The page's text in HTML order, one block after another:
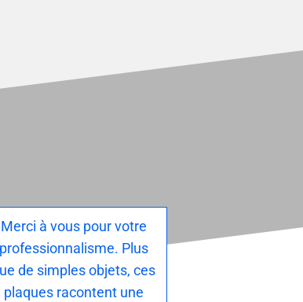
NOUS
Merci à vous pour votre
professionnalisme. Plus
de simples objets, ces
plaques racontent une